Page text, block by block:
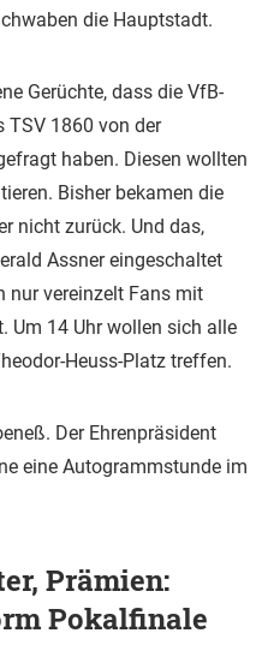
die Hauptstadt.
Gerüchte, dass die VfB-
TSV 1860 von der
haben. Diesen wollten
Bisher bekamen die
nicht zurück. Und das,
Assner eingeschaltet
nur vereinzelt Fans mit
Um 14 Uhr wollen sich alle
Heuss-Platz treffen.
Der Ehrenpräsident
eine Autogrammstunde im
Prämien:
Pokalfinale